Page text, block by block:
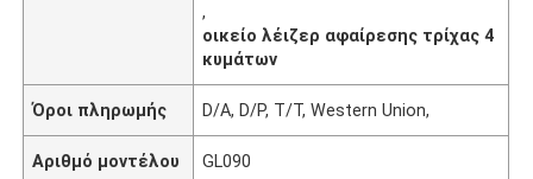
,
οικείο λέιζερ αφαίρεσης τρίχας 4
κυμάτων
Όροι πληρωμής D/A, D/P, T/T, Western Union,
Αριθμό μοντέλου GL090